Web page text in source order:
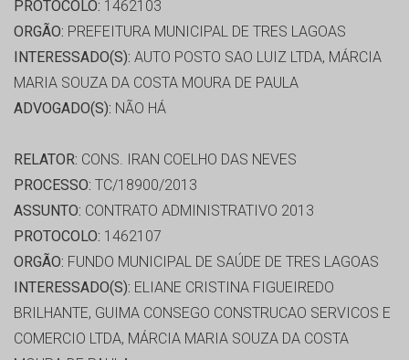
PROTOCOLO: 1462103
ORGÃO: PREFEITURA MUNICIPAL DE TRES LAGOAS
INTERESSADO(S): AUTO POSTO SAO LUIZ LTDA, MÁRCIA
MARIA SOUZA DA COSTA MOURA DE PAULA
ADVOGADO(S): NÃO HÁ
RELATOR: CONS. IRAN COELHO DAS NEVES
PROCESSO: TC/18900/2013
ASSUNTO: CONTRATO ADMINISTRATIVO 2013
PROTOCOLO: 1462107
ORGÃO: FUNDO MUNICIPAL DE SAÚDE DE TRES LAGOAS
INTERESSADO(S): ELIANE CRISTINA FIGUEIREDO
BRILHANTE, GUIMA CONSEGO CONSTRUCAO SERVICOS E
COMERCIO LTDA, MÁRCIA MARIA SOUZA DA COSTA